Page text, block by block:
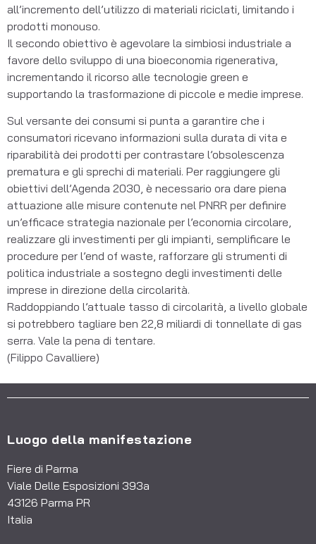
all’incremento dell’utilizzo di materiali riciclati, limitando i
prodotti monouso.
Il secondo obiettivo è agevolare la simbiosi industriale a
favore dello sviluppo di una bioeconomia rigenerativa,
incrementando il ricorso alle tecnologie green e
supportando la trasformazione di piccole e medie imprese.
Sul versante dei consumi si punta a garantire che i
consumatori ricevano informazioni sulla durata di vita e
riparabilità dei prodotti per contrastare l’obsolescenza
prematura e gli sprechi di materiali. Per raggiungere gli
obiettivi dell’Agenda 2030, è necessario ora dare piena
attuazione alle misure contenute nel PNRR per definire
un’efficace strategia nazionale per l’economia circolare,
realizzare gli investimenti per gli impianti, semplificare le
procedure per l’end of waste, rafforzare gli strumenti di
politica industriale a sostegno degli investimenti delle
imprese in direzione della circolarità.
Raddoppiando l’attuale tasso di circolarità, a livello globale
si potrebbero tagliare ben 22,8 miliardi di tonnellate di gas
serra. Vale la pena di tentare.
(Filippo Cavalliere)
Luogo della manifestazione
Fiere di Parma
Viale Delle Esposizioni 393a
43126 Parma PR
Italia